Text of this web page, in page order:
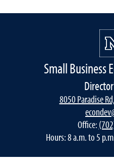
Small Business
8050 Paradise
Office:
Hours: 8 a.m. to 5